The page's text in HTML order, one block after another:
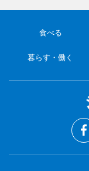
食べる
暮らす・働く